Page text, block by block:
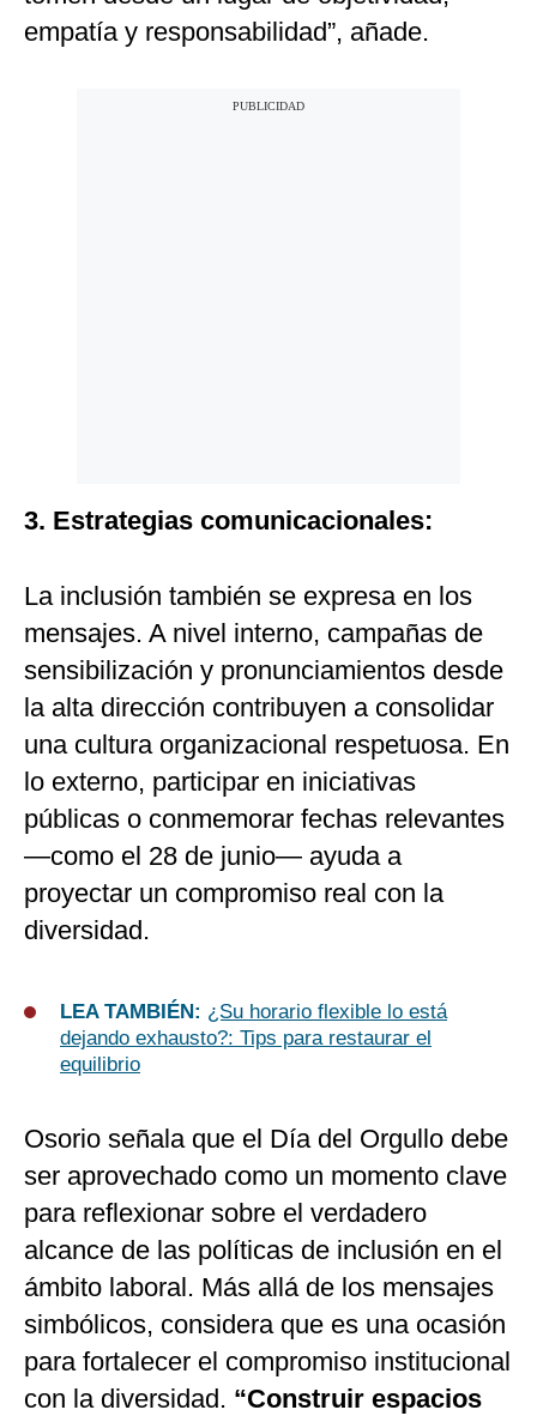
empatía y responsabilidad”, añade.
3. Estrategias comunicacionales:
La inclusión también se expresa en los
mensajes. A nivel interno, campañas de
sensibilización y pronunciamientos desde
la alta dirección contribuyen a consolidar
una cultura organizacional respetuosa. En
lo externo, participar en iniciativas
públicas o conmemorar fechas relevantes
—como el 28 de junio— ayuda a
proyectar un compromiso real con la
diversidad.
LEA TAMBIÉN: ¿Su horario flexible lo está
dejando exhausto?: Tips para restaurar el
equilibrio
Osorio señala que el Día del Orgullo debe
ser aprovechado como un momento clave
para reflexionar sobre el verdadero
alcance de las políticas de inclusión en el
ámbito laboral. Más allá de los mensajes
simbólicos, considera que es una ocasión
para fortalecer el compromiso institucional
con la diversidad. “Construir espacios